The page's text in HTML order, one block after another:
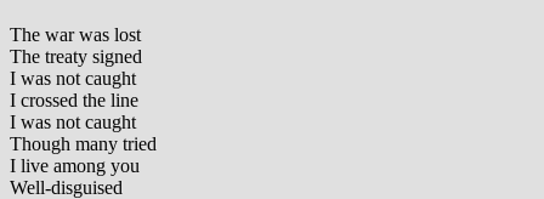
The war was lost
The treaty signed
I was not caught
I crossed the line
I was not caught
Though many tried
I live among you
Well-disguised